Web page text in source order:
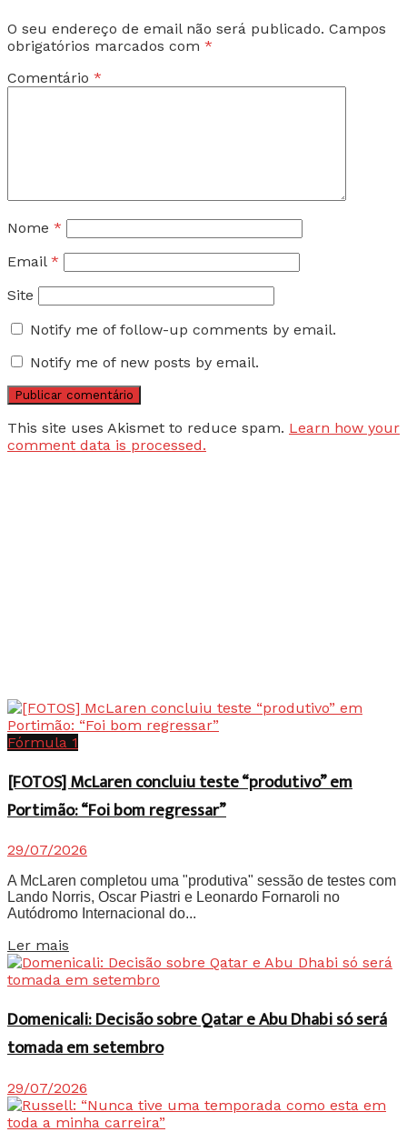
O seu endereço de email não será publicado. Campos
obrigatórios marcados com *
Comentário *
Nome *
Email *
Site
Notify me of follow-up comments by email.
Notify me of new posts by email.
This site uses Akismet to reduce spam. Learn how your
comment data is processed.
Fórmula 1
[FOTOS] McLaren concluiu teste “produtivo” em
Portimão: “Foi bom regressar”
29/07/2026
A McLaren completou uma "produtiva" sessão de testes com
Lando Norris, Oscar Piastri e Leonardo Fornaroli no
Autódromo Internacional do...
Ler mais
Domenicali: Decisão sobre Qatar e Abu Dhabi só será
tomada em setembro
29/07/2026